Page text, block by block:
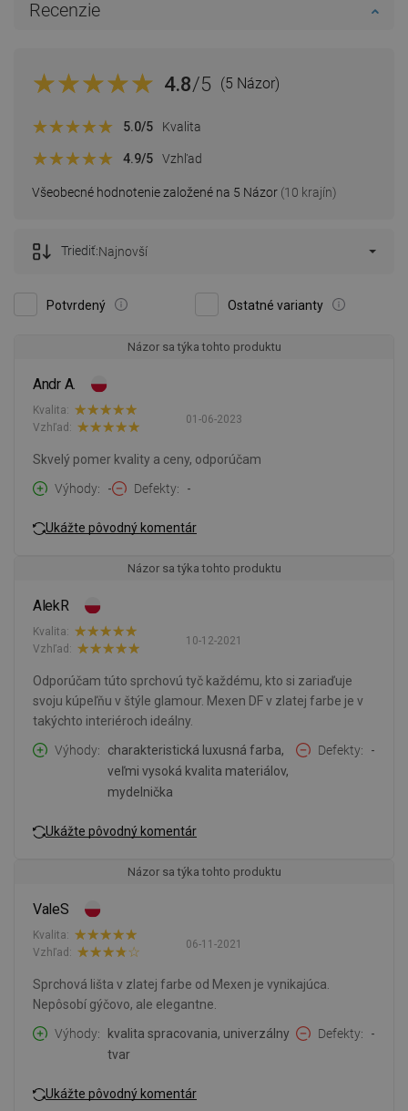
Recenzie
4.8/5 (5 Názor)
Všeobecné hodnotenie založené na 5 Názor (10 krajín)
5.0/5 Kvalita
4.9/5 Vzhľad
Potvrdený Ostatné varianty
Triediť:Najnovší
Názor sa týka tohto produktu
Andr A.
01-06-2023
Kvalita:
Vzhľad:
Skvelý pomer kvality a ceny, odporúčam
Výhody
- Defekty -
Ukážte pôvodný komentár
Názor sa týka tohto produktu
AlekR
10-12-2021
Kvalita:
Vzhľad:
Odporúčam túto sprchovú tyč každému, kto si zariaďuje
svoju kúpeľňu v štýle glamour. Mexen DF v zlatej farbe je v
takýchto interiéroch ideálny.
Výhody
charakteristická luxusná farba,
veľmi vysoká kvalita materiálov,
mydelnička
Defekty -
Ukážte pôvodný komentár
Názor sa týka tohto produktu
ValeS
06-11-2021
Kvalita:
Vzhľad:
Sprchová lišta v zlatej farbe od Mexen je vynikajúca.
Nepôsobí gýčovo, ale elegantne.
Výhody
kvalita spracovania, univerzálny
tvar
Defekty -
Ukážte pôvodný komentár